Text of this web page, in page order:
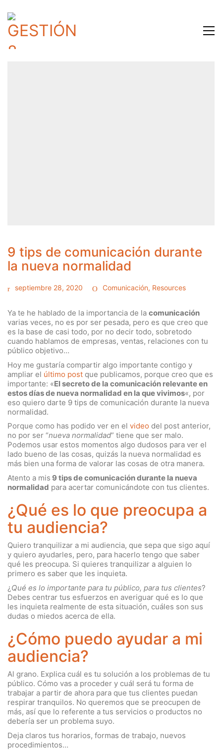
9 tips de comunicación durante
la nueva normalidad
septiembre 28, 2020 Comunicación, Resources
Ya te he hablado de la importancia de la comunicación
varias veces, no es por ser pesada, pero es que creo que
es la base de casi todo, por no decir todo, sobretodo
cuando hablamos de empresas, ventas, relaciones con tu
público objetivo…
Hoy me gustaría compartir algo importante contigo y
ampliar el último post que publicamos, porque creo que es
importante: «El secreto de la comunicación relevante en
estos días de nueva normalidad en la que vivimos«, por
eso quiero darte 9 tips de comunicación durante la nueva
normalidad.
Porque como has podido ver en el video del post anterior,
no por ser “nueva normalidad” tiene que ser malo.
Podemos usar estos momentos algo dudosos para ver el
lado bueno de las cosas, quizás la nueva normalidad es
más bien una forma de valorar las cosas de otra manera.
Atento a mis 9 tips de comunicación durante la nueva
normalidad para acertar comunicándote con tus clientes.
¿Qué es lo que preocupa a
tu audiencia?
Quiero tranquilizar a mi audiencia, que sepa que sigo aquí
y quiero ayudarles, pero, para hacerlo tengo que saber
qué les preocupa. Si quieres tranquilizar a alguien lo
primero es saber que les inquieta.
¿ Qué es lo importante para tu público, para tus clientes?
Debes centrar tus esfuerzos en averiguar qué es lo que
les inquieta realmente de esta situación, cuáles son sus
dudas o miedos acerca de ella.
¿Cómo puedo ayudar a mi
audiencia?
Al grano. Explica cuál es tu solución a los problemas de tu
público. Cómo vas a proceder y cuál será tu forma de
trabajar a partir de ahora para que tus clientes puedan
respirar tranquilos. No queremos que se preocupen de
más, así que lo referente a tus servicios o productos no
debería ser un problema suyo.
Deja claros tus horarios, formas de trabajo, nuevos
procedimientos…